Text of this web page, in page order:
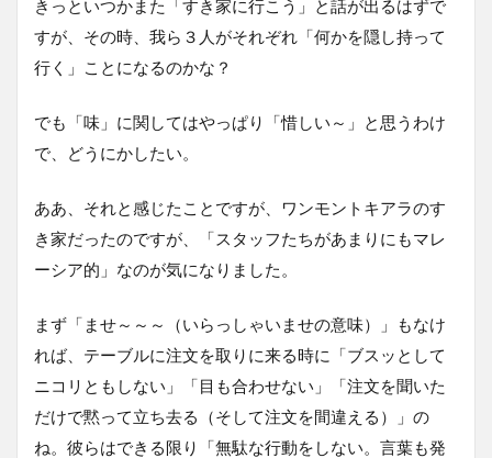
きっといつかまた「すき家に行こう」と話が出るはずで
すが、その時、我ら３人がそれぞれ「何かを隠し持って
行く」ことになるのかな？
でも「味」に関してはやっぱり「惜しい～」と思うわけ
で、どうにかしたい。
ああ、それと感じたことですが、ワンモントキアラのす
き家だったのですが、「スタッフたちがあまりにもマレ
ーシア的」なのが気になりました。
まず「ませ～～～（いらっしゃいませの意味）」もなけ
れば、テーブルに注文を取りに来る時に「ブスッとして
ニコリともしない」「目も合わせない」「注文を聞いた
だけで黙って立ち去る（そして注文を間違える）」の
ね。彼らはできる限り「無駄な行動をしない。言葉も発